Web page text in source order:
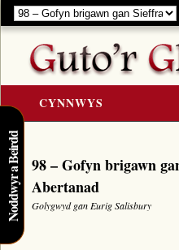
CYNNWYS
Y GOLYGIAD
Y Cerddi
98 – Gofyn brigawn
Abertanad
Golygwyd gan Eurig Salisbury
Noddwyr a Beirdd